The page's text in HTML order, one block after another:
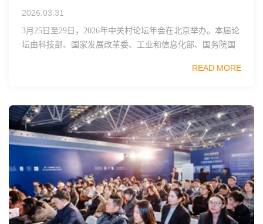
2026.03.31
3月25日至29日，2026年中关村论坛年会在北京举办。本届论
坛由科技部、国家发展改革委、工业和信息化部、国务院国
READ MORE